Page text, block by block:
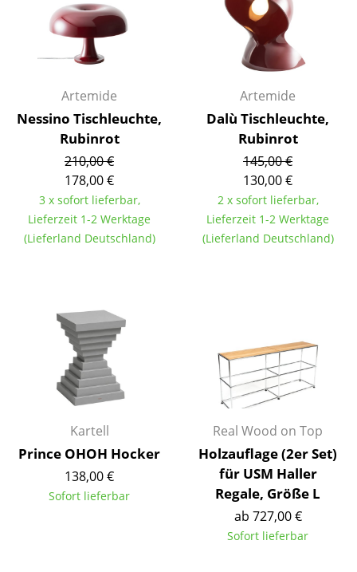
Aufbewahren
Regale & Schränke
Wandregale
Sideboards & Kommoden
TV Möbel
Beistell- & Rollcontainer
Barmöbel
Einzelteile
... alle Aufbewahrungsmöbel
Hängeleuchten & Deckenleuchten
Tischleuchten
Schreibtischleuchten
Artemide
Nessino Tischleuchte,
Rubinrot
210,00 €
178,00 €
3 x sofort lieferbar,
Lieferzeit 1-2 Werktage
(Lieferland Deutschland)
Artemide
Dalù Tischleuchte,
Rubinrot
145,00 €
130,00 €
2 x sofort lieferbar,
Lieferzeit 1-2 Werktage
(Lieferland Deutschland)
Kartell
Prince OHOH Hocker
138,00 €
Sofort lieferbar
Real Wood on Top
Holzauflage (2er Set)
für USM Haller
Regale, Größe L
ab 727,00 €
Sofort lieferbar